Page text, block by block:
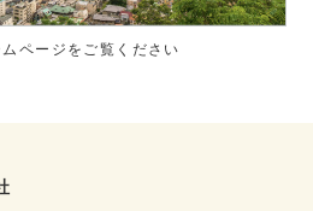
ページをご覧ください